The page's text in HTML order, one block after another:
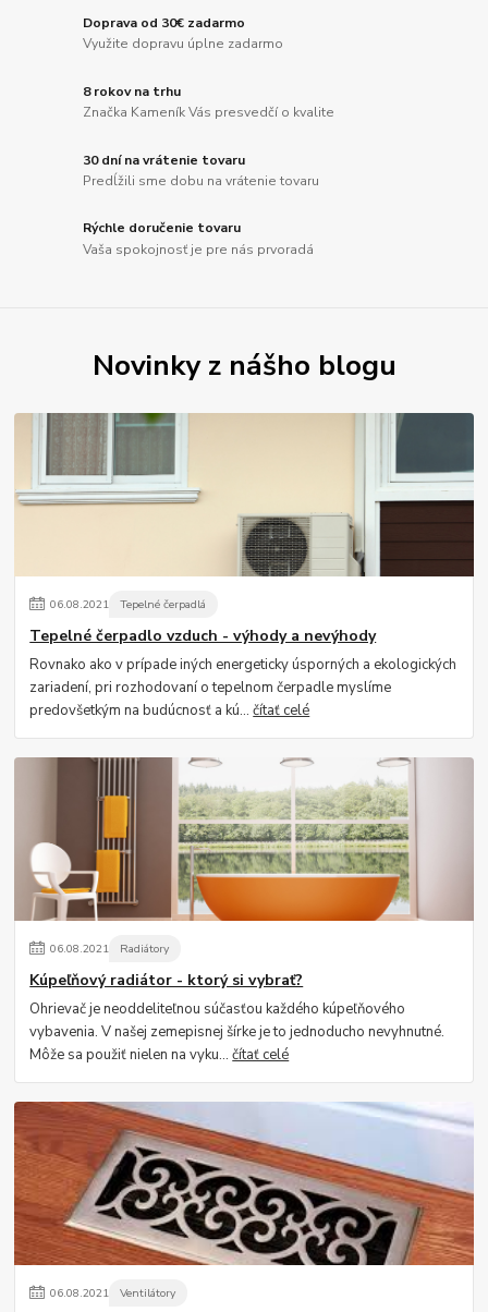
Doprava od 30€ zadarmo
Využite dopravu úplne zadarmo
8 rokov na trhu
Značka Kameník Vás presvedčí o kvalite
30 dní na vrátenie tovaru
Predĺžili sme dobu na vrátenie tovaru
Rýchle doručenie tovaru
Vaša spokojnosť je pre nás prvoradá
Novinky z nášho blogu
06.08.2021 Tepelné čerpadlá
Tepelné čerpadlo vzduch - výhody a nevýhody
Rovnako ako v prípade iných energeticky úsporných a ekologických
zariadení, pri rozhodovaní o tepelnom čerpadle myslíme
predovšetkým na budúcnosť a kú...čítať celé
06.08.2021 Radiátory
Kúpeľňový radiátor - ktorý si vybrať?
Ohrievač je neoddeliteľnou súčasťou každého kúpeľňového
vybavenia. V našej zemepisnej šírke je to jednoducho nevyhnutné.
Môže sa použiť nielen na vyku...čítať celé
06.08.2021 Ventilátory